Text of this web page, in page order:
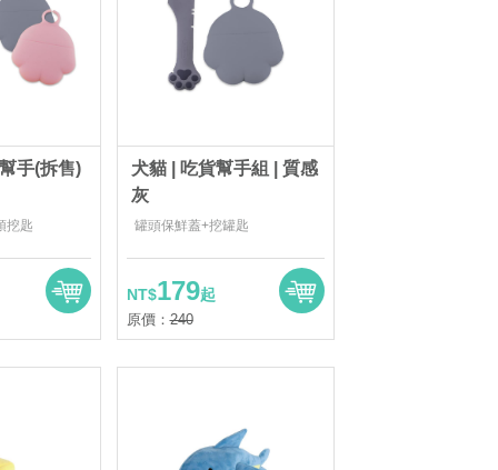
手(拆售)
挖匙
犬貓 | 吃貨幫手組 | 質感
灰
罐頭保鮮蓋+挖罐匙
NT$179起
原價：240